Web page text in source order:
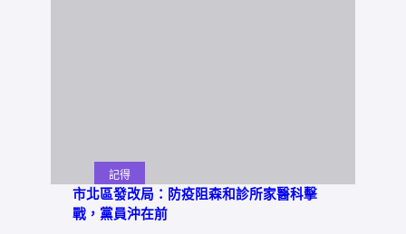
記得
市北區發改局：防疫阻森和診所家醫科擊
戰，黨員沖在前